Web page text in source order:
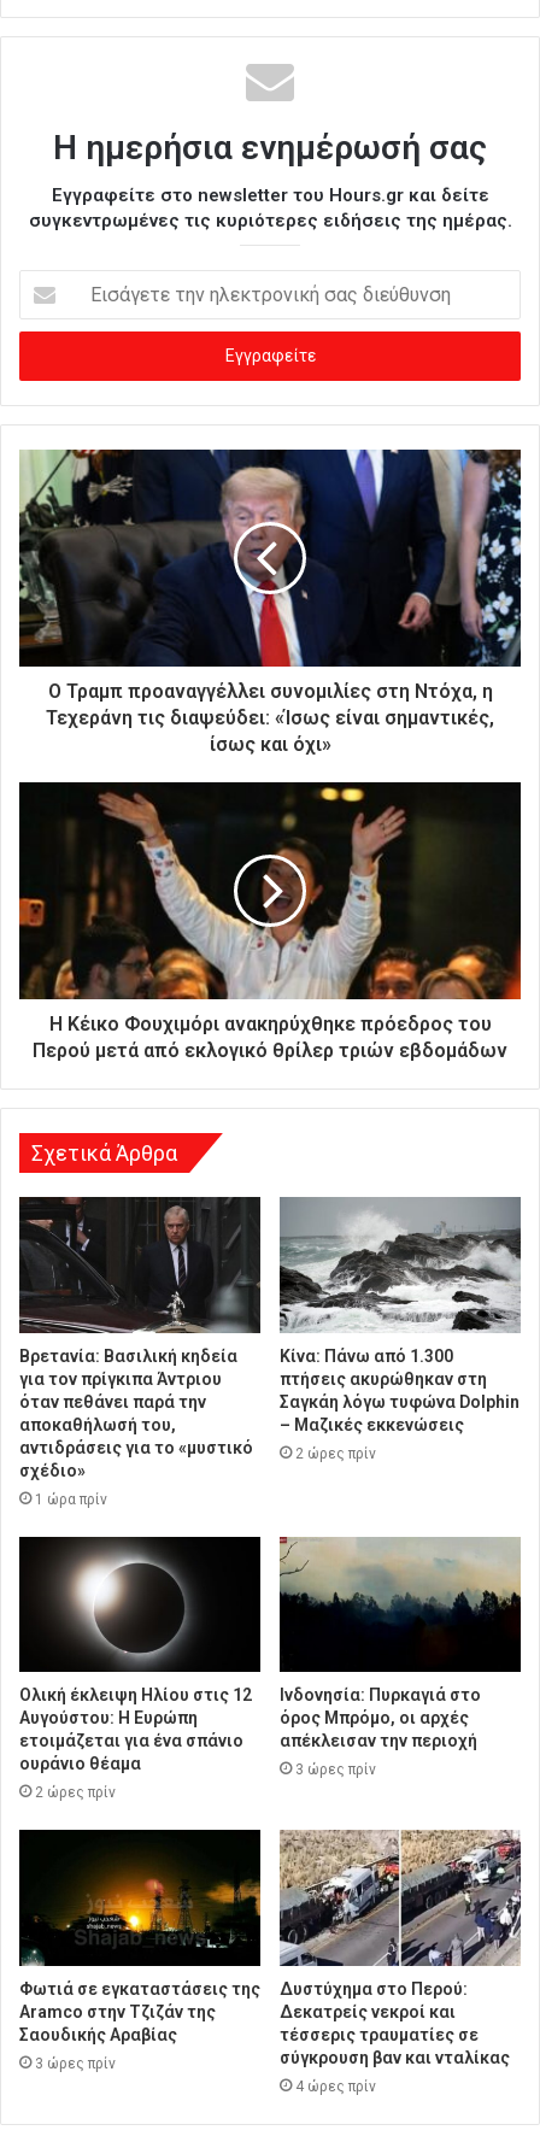
Η ημερήσια ενημέρωσή σας
Εγγραφείτε στο newsletter του Hours.gr και δείτε
συγκεντρωμένες τις κυριότερες ειδήσεις της ημέρας.
σ
γ
ε
η
ν
η
λ
ε
κ
δ
ύ
σ
Ο Τραμπ προαναγγέλλει συνομιλίες στη Ντόχα, η
Τεχεράνη τις διαψεύδει: «Ίσως είναι σημαντικές,
ίσως και όχι»
Η Κέικο Φουχιμόρι ανακηρύχθηκε πρόεδρος του
Περού μετά από εκλογικό θρίλερ τριών εβδομάδων
Σχετικά Άρθρα
Βρετανία: Βασιλική κηδεία
για τον πρίγκιπα Άντριου
όταν πεθάνει παρά την
αποκαθήλωσή του,
αντιδράσεις για το «μυστικό
σχέδιο»
1 ώρα πρίν
Κίνα: Πάνω από 1.300
πτήσεις ακυρώθηκαν στη
Σαγκάη λόγω τυφώνα Dolphin
– Μαζικές εκκενώσεις
2 ώρες πρίν
Ολική έκλειψη Ηλίου στις 12
Αυγούστου: Η Ευρώπη
ετοιμάζεται για ένα σπάνιο
ουράνιο θέαμα
2 ώρες πρίν
Ινδονησία: Πυρκαγιά στο
όρος Μπρόμο, οι αρχές
απέκλεισαν την περιοχή
3 ώρες πρίν
Φωτιά σε εγκαταστάσεις της
Aramco στην Τζιζάν της
Σαουδικής Αραβίας
3 ώρες πρίν
Δυστύχημα στο Περού:
Δεκατρείς νεκροί και
τέσσερις τραυματίες σε
σύγκρουση βαν και νταλίκας
4 ώρες πρίν